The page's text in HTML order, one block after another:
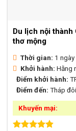
Du lịch nội thành
thơ mộng
Thời gian: 1 ngày
Khởi hành: Hằng
Điểm khởi hành:
Điểm đến: Tháp
Khuyến mại: